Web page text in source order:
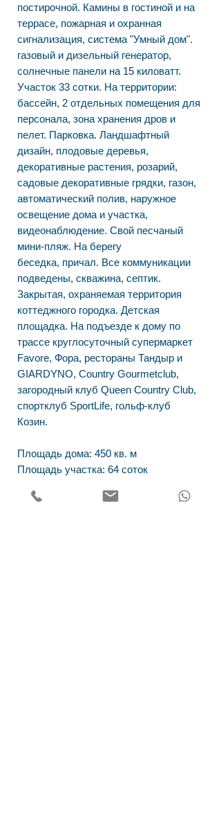
постирочной. Камины в гостиной и на
террасе, пожарная и охранная
сигнализация, система "Умный дом".
газовый и дизельный генератор,
солнечные панели на 15 киловатт.
Участок 33 сотки. На территории:
бассейн, 2 отдельных помещения для
персонала, зона хранения дров и
пелет. Парковка. Ландшафтный
дизайн, плодовые деревья,
декоративные растения, розарий,
садовые декоративные грядки, газон,
автоматический полив, наружное
освещение дома и участка,
видеонаблюдение. Свой песчаный
мини-пляж. На берегу
беседка, причал. Все коммуникации
подведены, скважина, септик.
Закрытая, охраняемая территория
коттеджного городка. Детская
площадка. На подъезде к дому по
трассе круглосуточный супермаркет
Favore, Фора, рестораны Тандыр и
GIARDYNO, Country Gourmetclub,
загородный клуб Queen Country Club,
спортклуб SportLife, гольф-клуб
Козин.
Площадь дома: 450 кв. м
Площадь участка: 64 соток